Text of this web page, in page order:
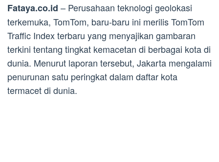
Fataya.co.id – Perusahaan teknologi geolokasi
terkemuka, TomTom, baru-baru ini merilis TomTom
Traffic Index terbaru yang menyajikan gambaran
terkini tentang tingkat kemacetan di berbagai kota di
dunia. Menurut laporan tersebut, Jakarta mengalami
penurunan satu peringkat dalam daftar kota
termacet di dunia.